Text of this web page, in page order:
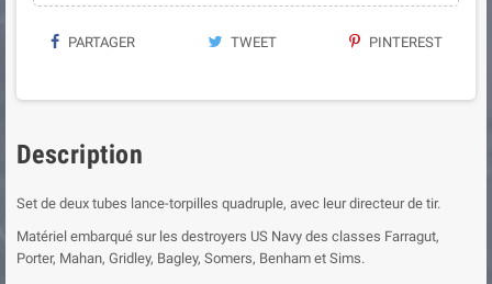
PARTAGER TWEET PINTEREST
Description
Set de deux tubes lance-torpilles quadruple, avec leur directeur de tir.
Matériel embarqué sur les destroyers US Navy des classes Farragut,
Porter, Mahan, Gridley, Bagley, Somers, Benham et Sims.